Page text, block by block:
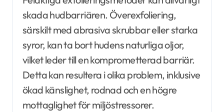
skada hudbarriären. Överexfoliering,
särskilt med abrasiva skrubbar eller starka
syror, kan ta bort hudens naturliga oljor,
vilket leder till en komprometterad barriär.
Detta kan resultera i olika problem, inklusive
ökad känslighet, rodnad och en högre
mottaglighet för miljöstressorer.